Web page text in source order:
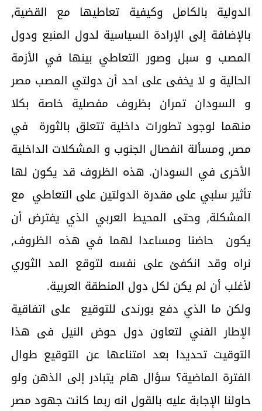
الدولية بالكامل وكيفية تعاطيها مع القضية,
بالإضافة إلى الإرادة السياسية لدول المنبع ودول
المصب و سبل وصور التعاطي بينها في الأزمة
الحالية و لا يخفى على احد أن دولتي المصب مصر
و السودان تمران بظروف مفصلية خاصة بكلا
منهما لوجود تطورات داخلية تتعلق بالثورة في
مصر, ومسألة انفصال الجنوب و المشكلات الداخلية
الأخرى في السودان. هذه الظروف قد يكون لها
تأثير سلبي على مقدرة الدولتين على التعاطي مع
المشكلة, وحتى المحيط العربي الذي يفترض أن
يكون حاضنا ومساعدا لهما في هذه الظروف,
نراه وقد انكفئ على نفسه لتوقع المد الثوري
لأغلب أن لم يكن لكل دول المنطقة العربية.
ولكن ما الذي دفع بورندى للتوقيع على اتفاقية
الإطار الفني لتعاون دول حوض النيل فى هذا
التوقيت تحديدا بعد امتناعها عن التوقيع طوال
الفترة الماضية؟ سؤال هام يتبادر إلى الذهن ولو
حاولنا الإجابة عليه بالقول انه ربما كانت جهود مصر